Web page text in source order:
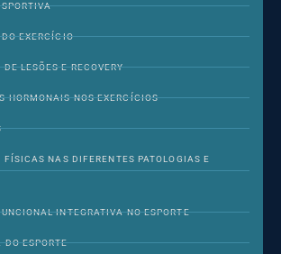
EXERCÍCIO
DE LESÕES E RECOVERY
HORMONAIS NOS EXERCÍCIOS
FÍSICAS NAS DIFERENTES PATOLOGIAS E
INTEGRATIVA NO ESPORTE
DO ESPORTE